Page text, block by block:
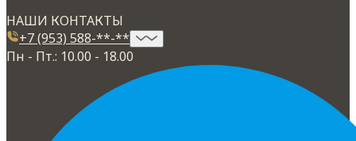
НАШИ КОНТАКТЫ
+7 (953) 588-**-**
Пн - Пт.: 10.00 - 18.00